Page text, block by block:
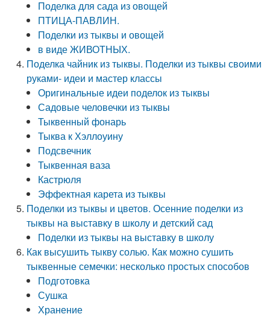
Поделка для сада из овощей
ПТИЦА-ПАВЛИН.
Поделки из тыквы и овощей
в виде ЖИВОТНЫХ.
Поделка чайник из тыквы. Поделки из тыквы своими
руками- идеи и мастер классы
Оригинальные идеи поделок из тыквы
Садовые человечки из тыквы
Тыквенный фонарь
Тыква к Хэллоуину
Подсвечник
Тыквенная ваза
Кастрюля
Эффектная карета из тыквы
Поделки из тыквы и цветов. Осенние поделки из
тыквы на выставку в школу и детский сад
Поделки из тыквы на выставку в школу
Как высушить тыкву солью. Как можно сушить
тыквенные семечки: несколько простых способов
Подготовка
Сушка
Хранение